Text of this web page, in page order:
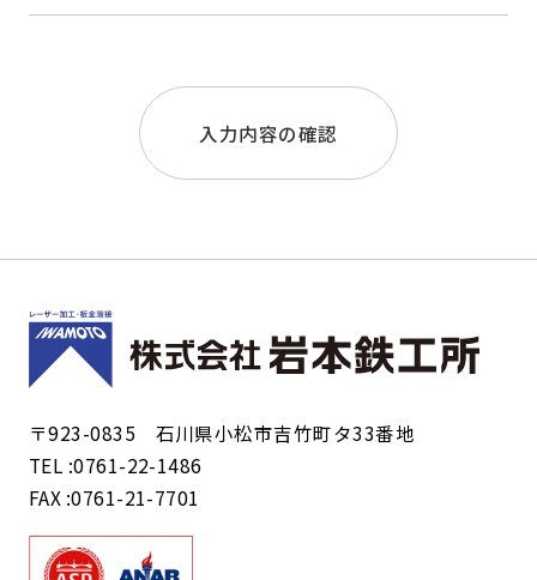
入力内容の確認
〒923-0835 石川県小松市吉竹町タ33番地
TEL :0761-22-1486
FAX :0761-21-7701